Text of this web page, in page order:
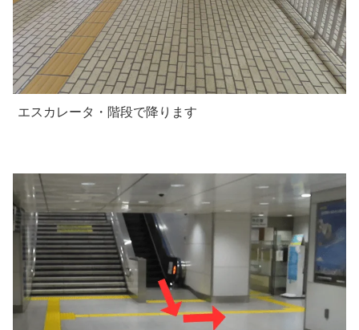
エスカレータ・階段で降ります